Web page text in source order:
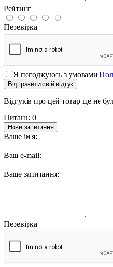
Рейтинг
Перевірка
Я погоджуюсь з умовами
Відправити свій відгук
Відгуків про цей товар ще не
Питань: 0
Нове запитання
Ваше ім'я:
Ваш e-mail:
Ваше запитання:
Перевірка